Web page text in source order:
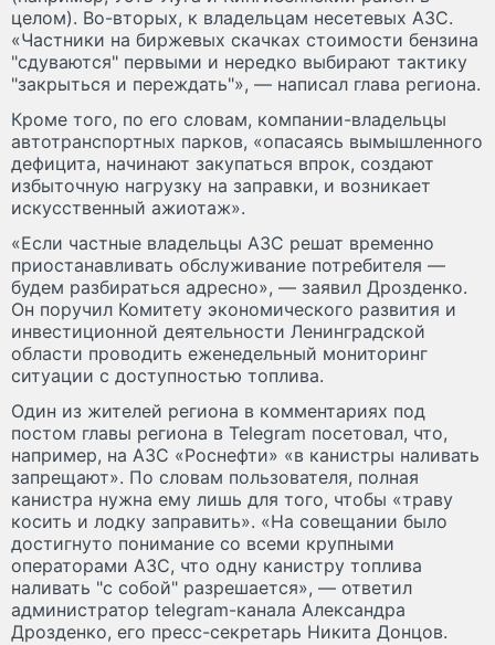
целом). Во-вторых, к владельцам несетевых АЗС.
«Частники на биржевых скачках стоимости бензина
"сдуваются" первыми и нередко выбирают тактику
"закрыться и переждать"», — написал глава региона.
Кроме того, по его словам, компании-владельцы
автотранспортных парков, «опасаясь вымышленного
дефицита, начинают закупаться впрок, создают
избыточную нагрузку на заправки, и возникает
искусственный ажиотаж».
«Если частные владельцы АЗС решат временно
приостанавливать обслуживание потребителя —
будем разбираться адресно», — заявил Дрозденко.
Он поручил Комитету экономического развития и
инвестиционной деятельности Ленинградской
области проводить еженедельный мониторинг
ситуации с доступностью топлива.
Один из жителей региона в комментариях под
постом главы региона в Telegram посетовал, что,
например, на АЗС «Роснефти» «в канистры наливать
запрещают». По словам пользователя, полная
канистра нужна ему лишь для того, чтобы «траву
косить и лодку заправить». «На совещании было
достигнуто понимание со всеми крупными
операторами АЗС, что одну канистру топлива
наливать "с собой" разрешается», — ответил
администратор telegram-канала Александра
Дрозденко, его пресс-секретарь Никита Донцов.